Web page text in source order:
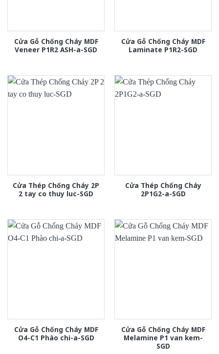
Cửa Gỗ Chống Cháy MDF
Veneer P1R2 ASH-a-SGD
Cửa Gỗ Chống Cháy MDF
Laminate P1R2-SGD
Cửa Thép Chống Cháy 2P
2 tay co thuy luc-SGD
Cửa Thép Chống Cháy
2P1G2-a-SGD
Cửa Gỗ Chống Cháy MDF
O4-C1 Phào chi-a-SGD
Cửa Gỗ Chống Cháy MDF
Melamine P1 van kem-
SGD